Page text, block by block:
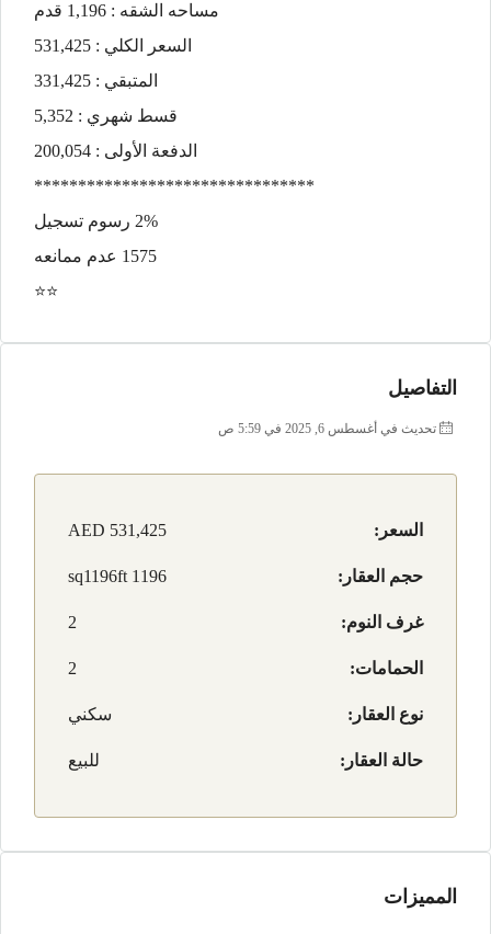
مساحه الشقه : 1,196 قدم
السعر الكلي : 531,425
المتبقي : 331,425
قسط شهري : 5,352
الدفعة الأولى : 200,054
********************************
2% رسوم تسجيل
1575 عدم ممانعه
⭐️⭐️
التفاصيل
تحديث في أغسطس 6, 2025 في 5:59 ص
السعر: AED 531,425
حجم العقار: 1196 sq1196ft
غرف النوم: 2
الحمامات: 2
نوع العقار: سكني
حالة العقار: للبيع
المميزات